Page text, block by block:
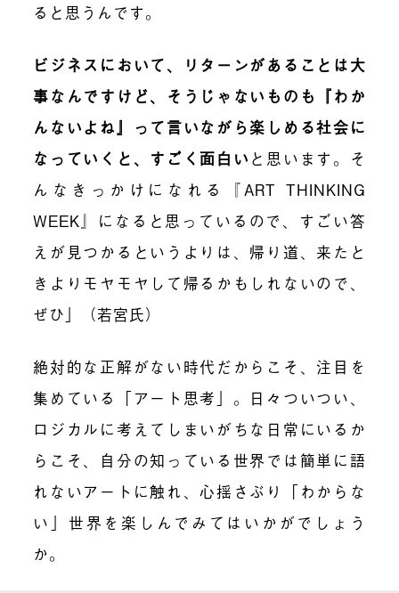
ると思うんです。
ビジネスにおいて、リターンがあることは大
事なんですけど、そうじゃないものも『わか
んないよね』って言いながら楽しめる社会に
なっていくと、すごく面白い と思います。そ
んなきっかけになれる『ART THINKING
WEEK』になると思っているので、すごい答
えが見つかるというよりは、帰り道、来たと
きよりモヤモヤして帰るかもしれないので、
ぜひ」（若宮氏）
絶対的な正解がない時代だからこそ、注目を
集めている「アート思考」。日々ついつい、
ロジカルに考えてしまいがちな日常にいるか
らこそ、自分の知っている世界では簡単に語
れないアートに触れ、心揺さぶり「わからな
い」世界を楽しんでみてはいかがでしょう
か。